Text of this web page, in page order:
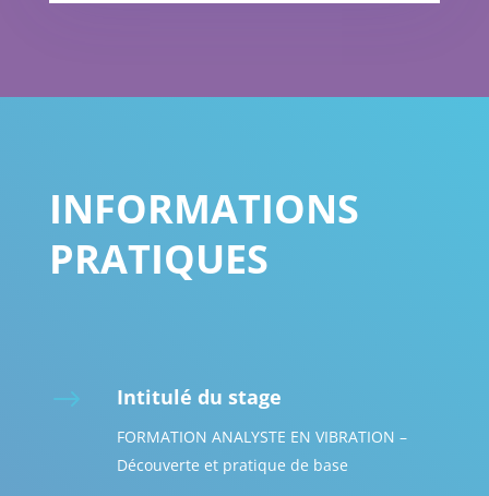
INFORMATIONS
PRATIQUES
$ Intitulé du stage
FORMATION ANALYSTE EN VIBRATION –
Découverte et pratique de base